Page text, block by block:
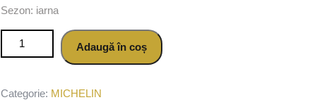
Sezon: iarna
Cantitate Anvelopa iarna MICHELIN PILOT ALPIN 5 SUV 275/45R20
Adaugă în coș
Categorie: MICHELIN